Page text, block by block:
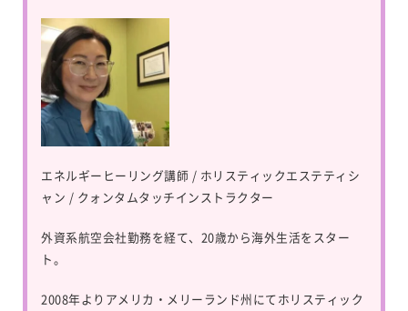
エネルギーヒーリング講師 / ホリスティックエステティシ
ャン / クォンタムタッチインストラクター
外資系航空会社勤務を経て、20歳から海外生活をスター
ト。
2008年よりアメリカ・メリーランド州にてホリスティック